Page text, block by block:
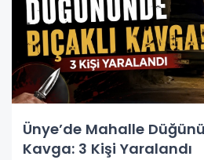
Ünye’de Mahalle
Kavga: 3 Kişi Yaralandı